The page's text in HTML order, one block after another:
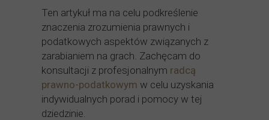
Ten artykuł ma na celu podkreślenie
znaczenia zrozumienia prawnych i
podatkowych aspektów związanych z
zarabianiem na grach. Zachęcam do
konsultacji z profesjonalnym radcą
prawno-podatkowym w celu uzyskania
indywidualnych porad i pomocy w tej
dziedzinie.